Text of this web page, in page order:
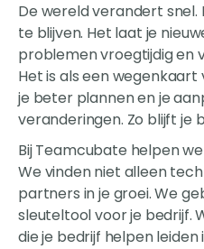
De wereld verandert
te blijven. Het laat je
problemen vroegtijdig en
Het is als een wegenkaart
je beter plannen en je
veranderingen. Zo blijft je
Bij Teamcubate helpen
We vinden niet alleen
partners in je groei. We
sleuteltool voor je bedrijf.
die je bedrijf helpen